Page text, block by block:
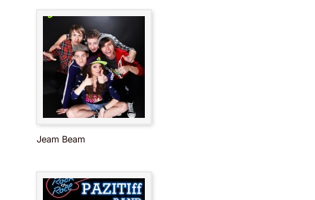
Jeam Beam